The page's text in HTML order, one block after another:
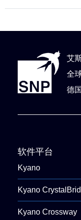
艾
全
德
软件平台
Kyano
Kyano
Kyano Crossway